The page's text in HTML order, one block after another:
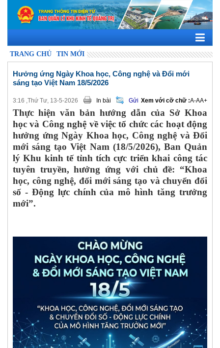
TRANG CHỦ TIN MỚI
Hưởng ứng Ngày Khoa học, Công nghệ và Đổi mới
sáng tạo Việt Nam 18/5/2026
3:16 ,Thứ Tư, 13-5-2026 In bài Gửi Xem với cỡ chữ :A-AA+
Thực hiện văn bản hướng dẫn của Sở Khoa
học và Công nghệ về việc tổ chức các hoạt động
hưởng ứng Ngày Khoa học, Công nghệ và Đổi
mới sáng tạo Việt Nam (18/5/2026), Ban Quản
lý Khu kinh tế tỉnh tích cực triển khai công tác
tuyên truyền, hưởng ứng với chủ đề: “Khoa
học, công nghệ, đổi mới sáng tạo và chuyển đổi
số - Động lực chính của mô hình tăng trưởng
mới”.